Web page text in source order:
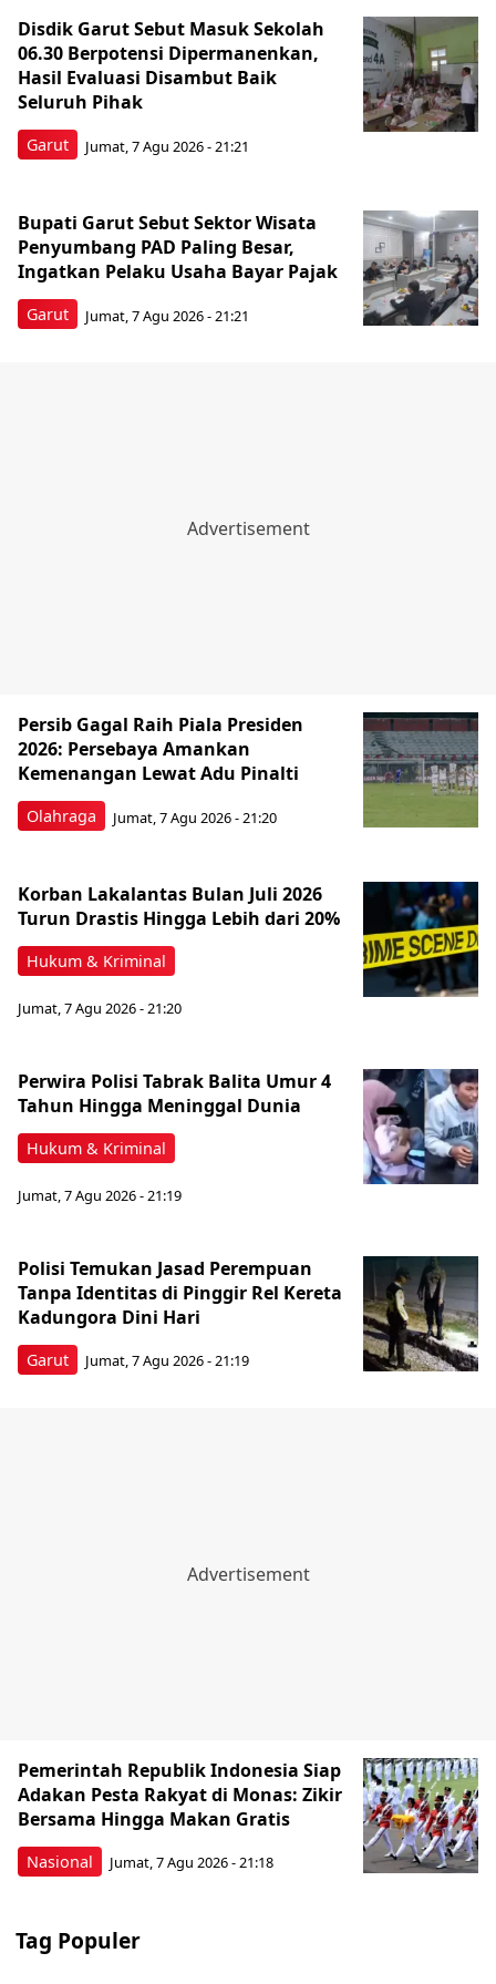
Garut
Disdik Garut Sebut Masuk Sekolah
06.30 Berpotensi Dipermanenkan,
Hasil Evaluasi Disambut Baik
Seluruh Pihak
Jumat, 7 Agu 2026 - 21:21
Garut
Bupati Garut Sebut Sektor Wisata
Penyumbang PAD Paling Besar,
Ingatkan Pelaku Usaha Bayar Pajak
Jumat, 7 Agu 2026 - 21:21
Olahraga
Persib Gagal Raih Piala Presiden
2026: Persebaya Amankan
Kemenangan Lewat Adu Pinalti
Jumat, 7 Agu 2026 - 21:20
Hukum & Kriminal
Korban Lakalantas Bulan Juli 2026
Turun Drastis Hingga Lebih dari 20%
Jumat, 7 Agu 2026 - 21:20
Hukum & Kriminal
Perwira Polisi Tabrak Balita Umur 4
Tahun Hingga Meninggal Dunia
Jumat, 7 Agu 2026 - 21:19
Garut
Polisi Temukan Jasad Perempuan
Tanpa Identitas di Pinggir Rel Kereta
Kadungora Dini Hari
Jumat, 7 Agu 2026 - 21:19
Nasional
Pemerintah Republik Indonesia Siap
Adakan Pesta Rakyat di Monas: Zikir
Bersama Hingga Makan Gratis
Jumat, 7 Agu 2026 - 21:18
Tag Populer